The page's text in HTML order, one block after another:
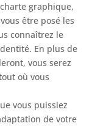
graphique,
être posé les
connaîtrez le
En plus de
vous serez
où vous
vous puissiez
de votre